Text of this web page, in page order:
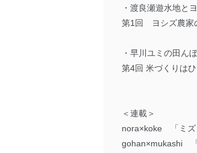
・渡良瀬遊水地と
第1回 ヨシズ農家
・早川ユミの田ん
第4回 米づくりは
＜連載＞
nora×koke 「ミズ
gohan×mukashi 「